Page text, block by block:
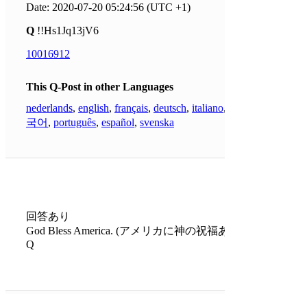
Date: 2020-07-20 05:24:56 (UTC +1)
Q !!Hs1Jq13jV6
10016912
This Q-Post in other Languages
nederlands, english, français, deutsch, italiano,
국어 , português, español, svenska
回答あり
God Bless America. (アメリカに神の祝福あれ)
Q